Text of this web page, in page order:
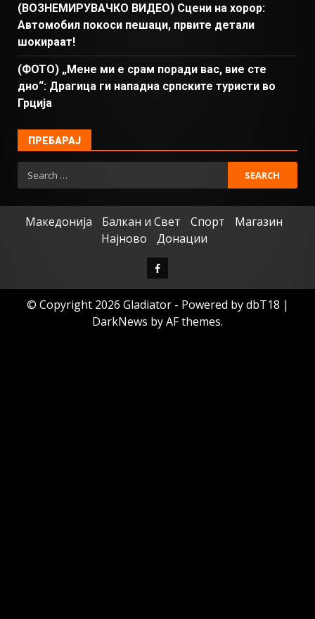
(ВОЗНЕМИРУВАЧКО ВИДЕО) Сцени на хорор:
Автомобил покоси пешаци, првите детали
шокираат!
(ФОТО) „Мене ми е срам поради вас, вие сте
дно“: Драгица ги нападна српските туристи во
Грција
ПРЕБАРАЈ
Македонија Балкан и Свет Спорт
Магазин
Најново
Донации
© Copyright 2026 Gladiator - Powered by dbT18 |
DarkNews by AF themes.